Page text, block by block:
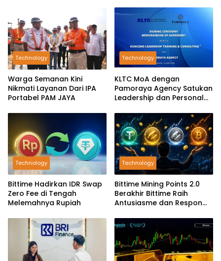
Technology
Warga Semanan Kini
Nikmati Layanan Dari IPA
Portabel PAM JAYA
Technology
KLTC MoA dengan
Pamoraya Agency Satukan
Leadership dan Personal
Technology
Bittime Hadirkan IDR Swap
Zero Fee di Tengah
Melemahnya Rupiah
Technology
Bittime Mining Points 2.0
Berakhir Bittime Raih
Antusiasme dan Respon